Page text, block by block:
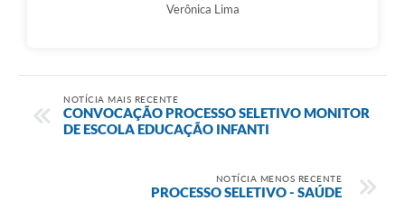
Verônica Lima
NOTÍCIA MAIS RECENTE
CONVOCAÇÃO PROCESSO SELETIVO MONITOR
DE ESCOLA EDUCAÇÃO INFANTI
NOTÍCIA MENOS RECENTE
PROCESSO SELETIVO - SAÚDE